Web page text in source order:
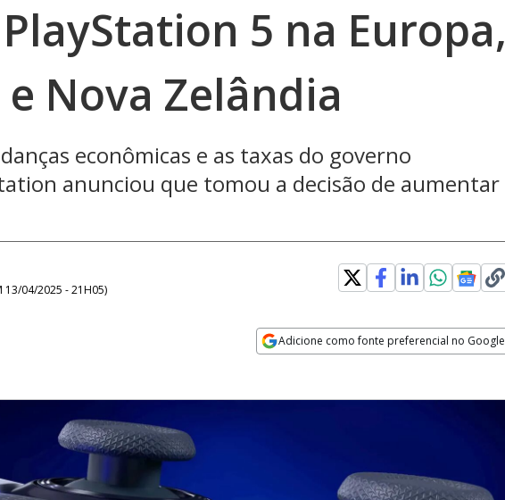
5 na Europa,
Nova Zelândia
econômicas e as taxas do governo
anunciou que tomou a decisão de aumentar
13/04/2025 - 21H05)
Adicione como fonte preferencial no Google